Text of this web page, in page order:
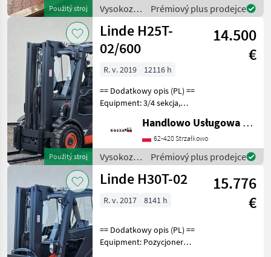
Použitý stroj
Stan: Bardzo dob
Vysokozdvižné
vozíky a
skladová
technika /
Linde
Prémiový plus prodejce
Použitý stroj
Linde H25T-
02/600
14.500
€
R. v. 2019
12116 h
== Dodatkowy opis (PL) ==
Equipment: 3/4 sekcja,
Wolny skok wideł,
Klimatyzacja Additional
info: Stan: Bardzo dobry,
Możliwość UDT P
Handlowo Usługowa Alanex Alan Roszak
62-420 Strzałkowo
Vysokozdvižné
vozíky a
skladová
Linde
Prémiový plus prodejce
Linde H30T-02
15.776
€
R. v. 2017 8141 h
== Dodatkowy opis (PL) ==
Equipment: Pozycjoner